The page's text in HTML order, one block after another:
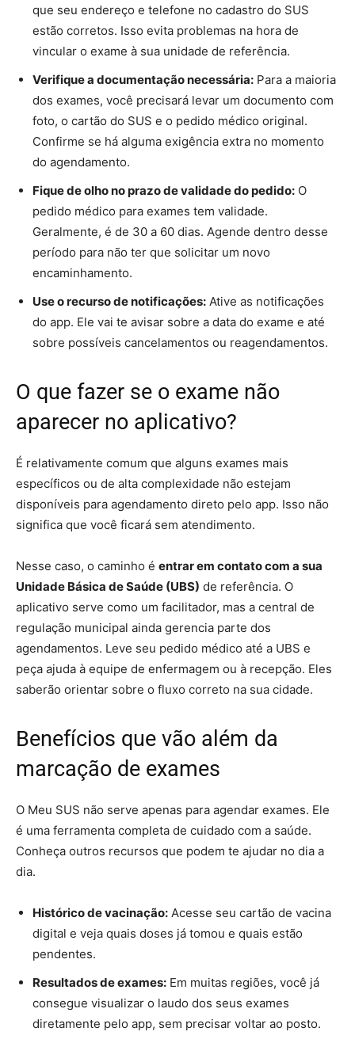
que seu endereço e telefone no cadastro do SUS
estão corretos. Isso evita problemas na hora de
vincular o exame à sua unidade de referência.
Verifique a documentação necessária: Para a maioria
dos exames, você precisará levar um documento com
foto, o cartão do SUS e o pedido médico original.
Confirme se há alguma exigência extra no momento
do agendamento.
Fique de olho no prazo de validade do pedido: O
pedido médico para exames tem validade.
Geralmente, é de 30 a 60 dias. Agende dentro desse
período para não ter que solicitar um novo
encaminhamento.
Use o recurso de notificações: Ative as notificações
do app. Ele vai te avisar sobre a data do exame e até
sobre possíveis cancelamentos ou reagendamentos.
O que fazer se o exame não
aparecer no aplicativo?
É relativamente comum que alguns exames mais
específicos ou de alta complexidade não estejam
disponíveis para agendamento direto pelo app. Isso não
significa que você ficará sem atendimento.
Nesse caso, o caminho é entrar em contato com a sua
Unidade Básica de Saúde (UBS) de referência. O
aplicativo serve como um facilitador, mas a central de
regulação municipal ainda gerencia parte dos
agendamentos. Leve seu pedido médico até a UBS e
peça ajuda à equipe de enfermagem ou à recepção. Eles
saberão orientar sobre o fluxo correto na sua cidade.
Benefícios que vão além da
marcação de exames
O Meu SUS não serve apenas para agendar exames. Ele
é uma ferramenta completa de cuidado com a saúde.
Conheça outros recursos que podem te ajudar no dia a
dia.
Histórico de vacinação: Acesse seu cartão de vacina
digital e veja quais doses já tomou e quais estão
pendentes.
Resultados de exames: Em muitas regiões, você já
consegue visualizar o laudo dos seus exames
diretamente pelo app, sem precisar voltar ao posto.